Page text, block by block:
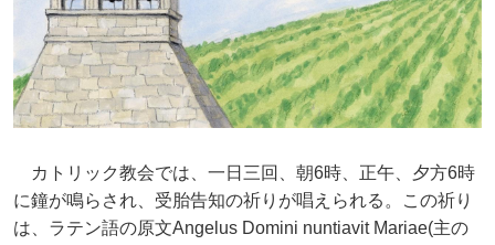
カトリック教会では、一日三回、朝6時、正午、夕方6時
に鐘が鳴らされ、受胎告知の祈りが唱えられる。この祈り
は、ラテン語の原文Angelus Domini nuntiavit Mariae(主の